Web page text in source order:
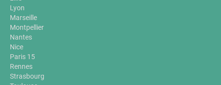
Lyon
Marseille
Montpellier
Nantes
Nice
Paris 15
Rennes
Strasbourg